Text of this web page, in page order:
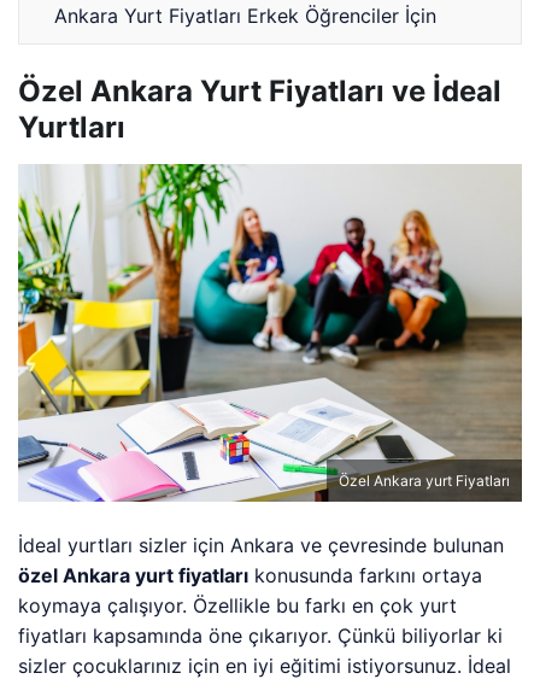
Ankara Yurt Fiyatları Erkek Öğrenciler İçin
Özel Ankara Yurt Fiyatları ve İdeal
Yurtları
Özel Ankara yurt Fiyatları
İdeal yurtları sizler için Ankara ve çevresinde bulunan
özel Ankara yurt fiyatları konusunda farkını ortaya
koymaya çalışıyor. Özellikle bu farkı en çok yurt
fiyatları kapsamında öne çıkarıyor. Çünkü biliyorlar ki
sizler çocuklarınız için en iyi eğitimi istiyorsunuz. İdeal